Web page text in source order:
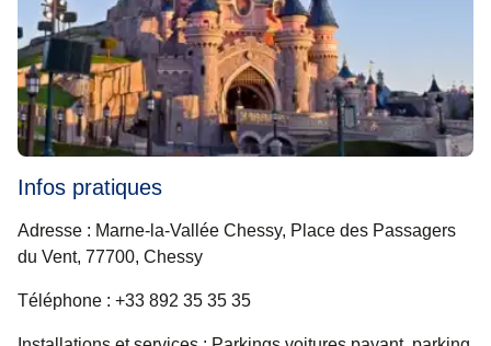
Infos pratiques
Adresse : Marne-la-Vallée Chessy, Place des Passagers
du Vent, 77700, Chessy
Téléphone : +33 892 35 35 35